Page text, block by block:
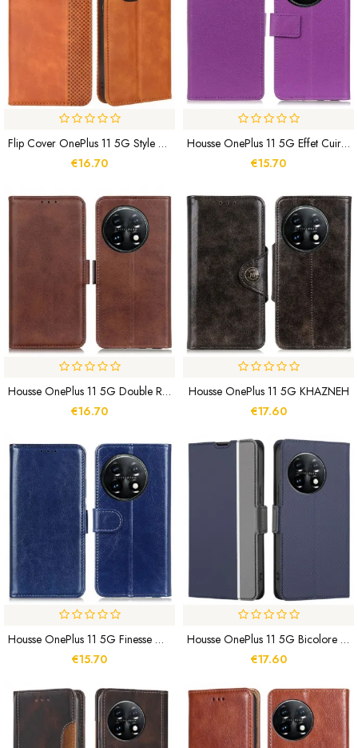
Flip Cover OnePlus 11 5G Style Cuir Stylisé
€16.70
Housse OnePlus 11 5G Effet Cuir Classique
€15.70
Housse OnePlus 11 5G Double Rabat
€16.70
Housse OnePlus 11 5G KHAZNEH
€17.60
Housse OnePlus 11 5G Finesse Glacée
€15.70
Housse OnePlus 11 5G Bicolore Double Fermoir
€17.60